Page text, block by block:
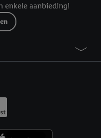
enkele aanbieding!